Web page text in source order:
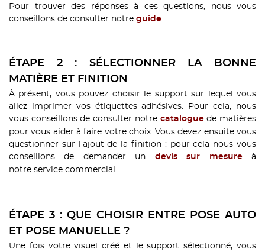
Pour trouver des réponses à ces questions, nous vous
conseillons de consulter notre guide.
ÉTAPE 2 : SÉLECTIONNER LA BONNE
MATIÈRE ET FINITION
À présent, vous pouvez choisir le support sur lequel vous
allez imprimer vos étiquettes adhésives. Pour cela, nous
vous conseillons de consulter notre cataloguede matières
pour vous aider à faire votre choix. Vous devez ensuite vous
questionner sur l'ajout de la finition : pour cela nous vous
conseillons de demander un
devis sur mesureà
notre service commercial.
ÉTAPE 3 : QUE CHOISIR ENTRE POSE AUTO
ET POSE MANUELLE ?
Une fois votre visuel créé et le support sélectionné, vous